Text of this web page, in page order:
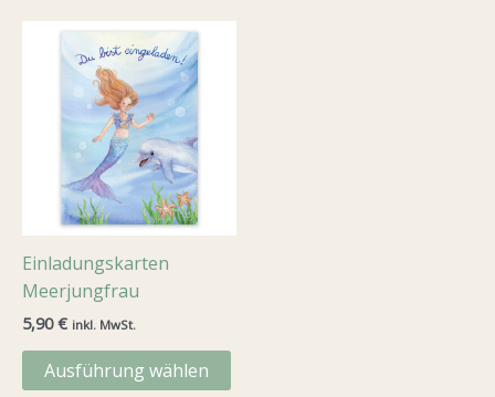
Einladungskarten
Meerjungfrau
5,90€ inkl. MwSt.
Ausführung wählen
Dieses